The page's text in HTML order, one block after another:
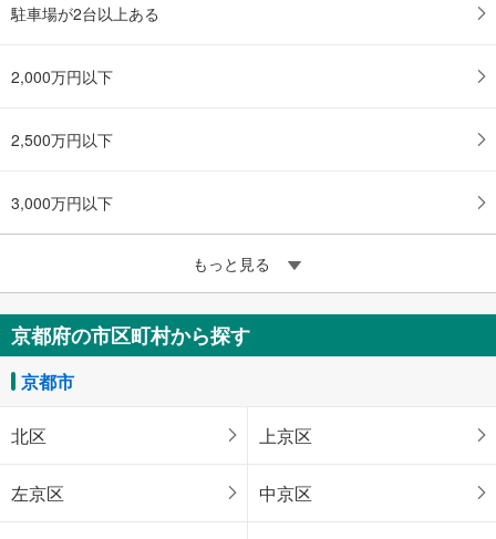
駐車場が2台以上ある
2,000万円以下
2,500万円以下
3,000万円以下
もっと見る
京都府の市区町村から探す
京都市
北区 上京区
左京区 中京区